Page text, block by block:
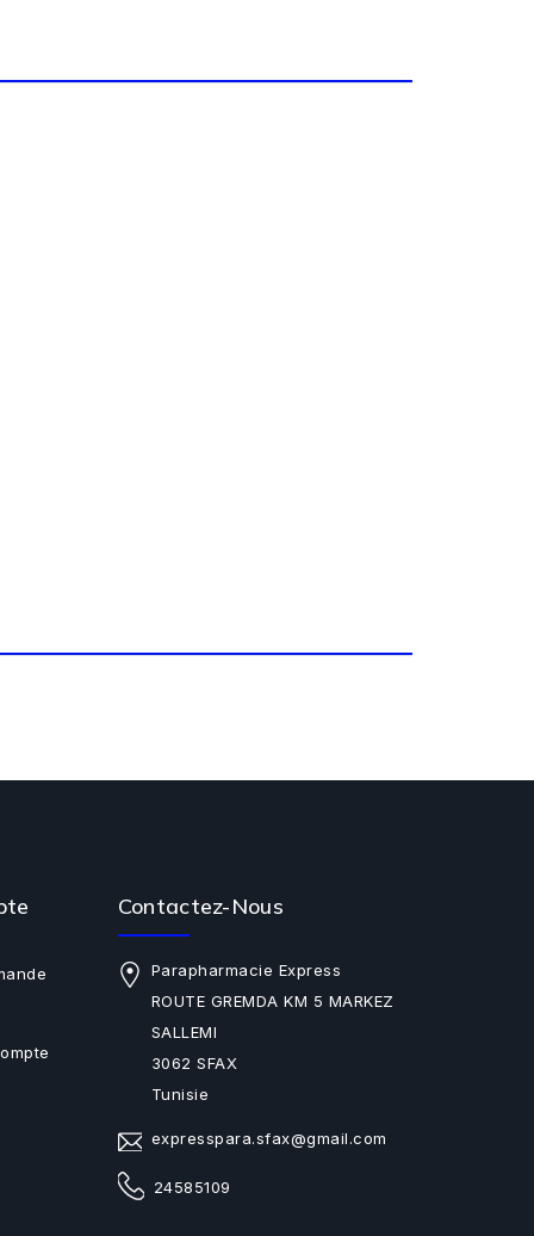
Contactez-Nous
Parapharmacie Express
ROUTE GREMDA KM 5 MARKEZ
SALLEMI
3062 SFAX
Tunisie
expresspara.sfax@gmail.com
24585109